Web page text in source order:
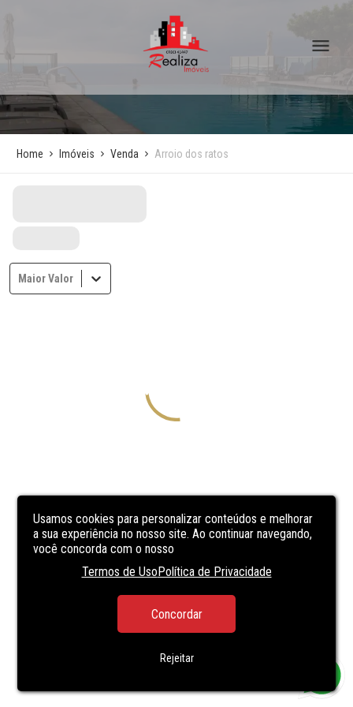
Usamos cookies para personalizar conteúdos e melhorar
a sua experiência no nosso site. Ao continuar navegando,
você concorda com o nosso
Termos de UsoPolítica de Privacidade
Concordar
Rejeitar
Home Imóveis Venda Arroio dos ratos
Maior Valor